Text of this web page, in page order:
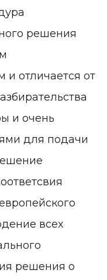
решения
отличается от
и очень
для подачи
всех
решения о